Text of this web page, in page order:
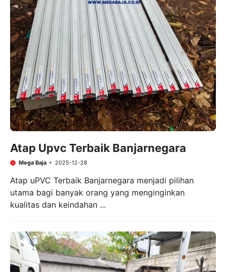
Atap Upvc Terbaik Banjarnegara
Mega Baja 2025-12-28
Atap uPVC Terbaik Banjarnegara menjadi pilihan
utama bagi banyak orang yang menginginkan
kualitas dan keindahan ...